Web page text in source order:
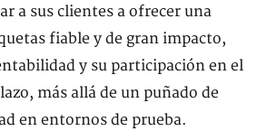
a sus clientes a ofrecer una
fiable y de gran impacto,
y su participación en el
más allá de un puñado de
en entornos de prueba.